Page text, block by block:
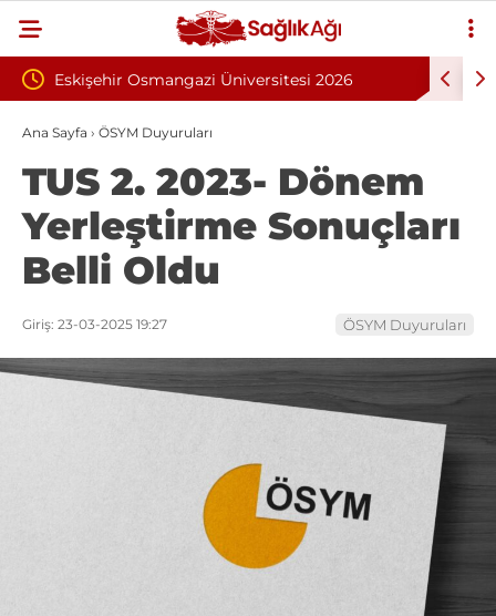
Üniversitesi 2026
İlanı: 203 Kişi
İnönü Üniversitesi 131 Sözleşmeli
Ana Sayfa › ÖSYM Duyuruları
TUS 2. 2023- Dönem
Yerleştirme Sonuçları
Belli Oldu
Giriş: 23-03-2025 19:27 ÖSYM Duyuruları